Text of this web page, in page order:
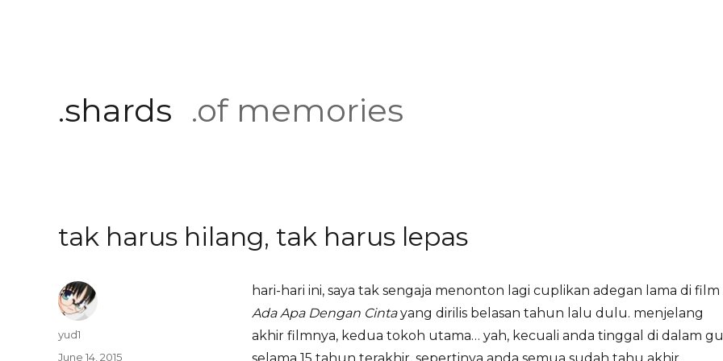
.shards .of memories
tak harus hilang, tak harus lepas
hari-hari ini, saya tak sengaja menonton lagi cuplikan adegan lama di film
Ada Apa Dengan Cintayang dirilis belasan tahun lalu dulu. menjelang
akhir filmnya, kedua tokoh utama… yah, kecuali anda tinggal di dalam
selama 15 tahun terakhir, sepertinya anda semua sudah tahu akhir
Author
yud1
Posted
June 14, 2015